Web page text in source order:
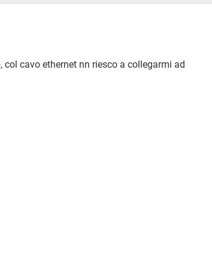
col cavo ethernet nn riesco a collegarmi ad